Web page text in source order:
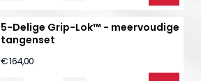
5-Delige Grip-Lok™ - meervoudige
tangenset
€ 164,00